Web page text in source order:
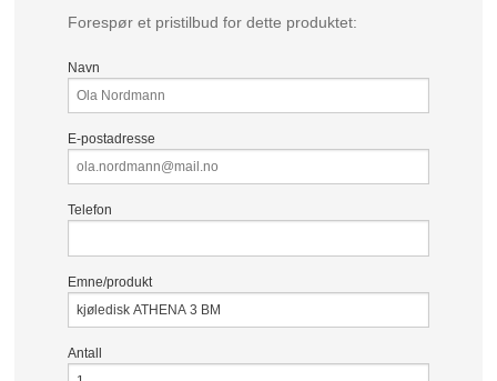
Forespør et pristilbud for dette produktet:
Navn
E-postadresse
Telefon
Emne/produkt
Antall